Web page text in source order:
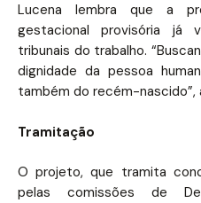
Lucena lembra que a
gestacional provisória já
tribunais do trabalho.
dignidade da pessoa
também do recém-nascido”,
Tramitação
O projeto, que tramita
pelas comissões de